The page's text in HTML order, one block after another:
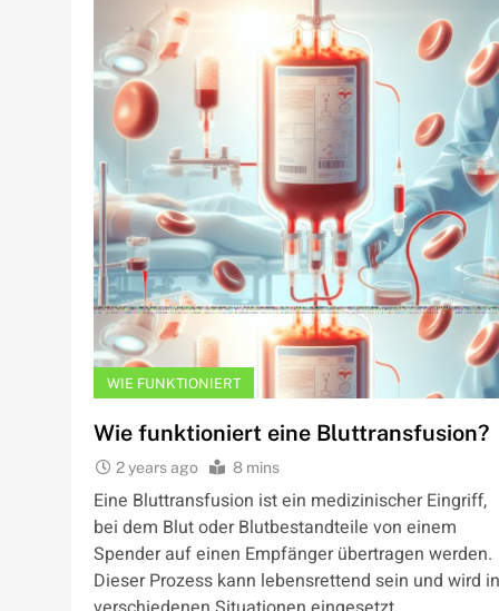
WIE FUNKTIONIERT
Wie funktioniert eine Bluttransfusion?
2 years ago 8 mins
Eine Bluttransfusion ist ein medizinischer Eingriff,
bei dem Blut oder Blutbestandteile von einem
Spender auf einen Empfänger übertragen werden.
Dieser Prozess kann lebensrettend sein und wird in